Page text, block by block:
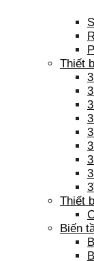
Thiết
Thiết
Biến